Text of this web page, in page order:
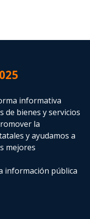
informativa
de bienes y servicios
la
y ayudamos a
mejores
información pública